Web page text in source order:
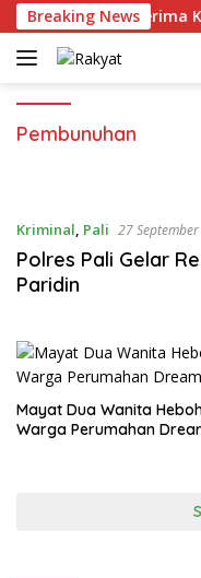
Langsung
ke
konten
Breaking News
Sampaikan Terima
Pembunuhan
Kriminal, Pali 27
Polres Pali Gelar
Paridin
Mayat Dua Wanita
Warga Perumahan